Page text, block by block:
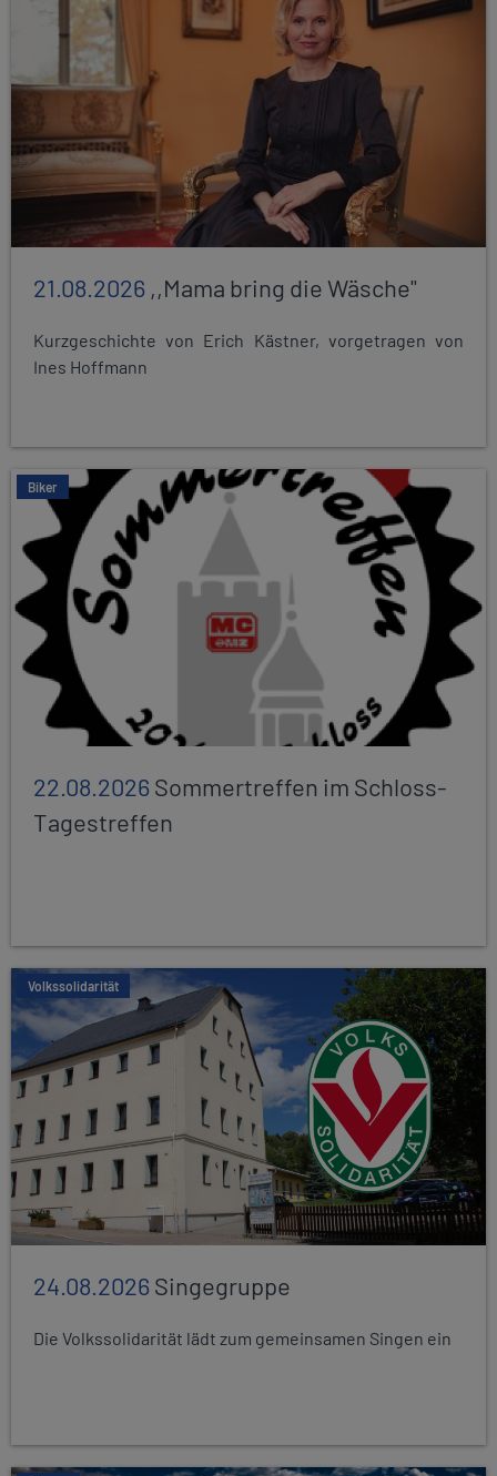
21.08.2026 ,,Mama bring die Wäsche"
Kurzgeschichte von Erich Kästner, vorgetragen von
Ines Hoffmann
Biker
22.08.2026Sommertreffen im Schloss-
Tagestreffen
Volkssolidarität
24.08.2026Singegruppe
Die Volkssolidarität lädt zum gemeinsamen Singen ein